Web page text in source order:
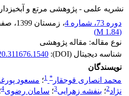
نشریه علمی - پژوهشی مرتع و
دوره 73، شماره 4
، زمستان 1399 ،
(
1.84 M
)
نوع مقاله: مقاله پژوهشی
شناسه دیجیتال (DOI):
نویسندگان
محمد انصاری قوجقار *
1؛ مسعود
نژاد2؛ بنفشه زهرایی3؛ سامان رضوی4